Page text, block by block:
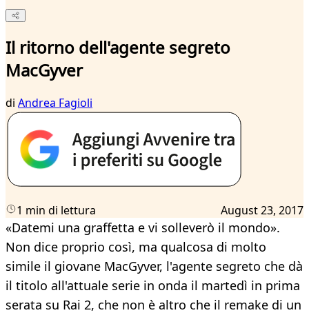
Il ritorno dell'agente segreto
MacGyver
di Andrea Fagioli
1 min di lettura August 23, 2017
«Datemi una graffetta e vi solleverò il mondo».
Non dice proprio così, ma qualcosa di molto
simile il giovane MacGyver, l'agente segreto che dà
il titolo all'attuale serie in onda il martedì in prima
serata su Rai 2, che non è altro che il remake di un